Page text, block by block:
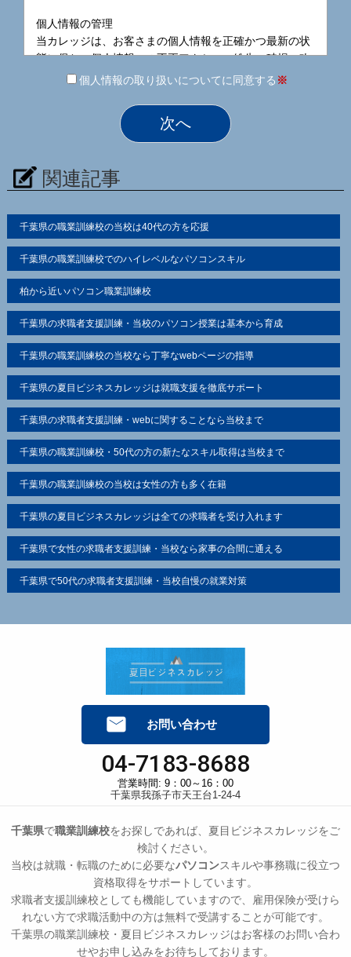
個人情報の管理
当カレッジは、お客さまの個人情報を正確かつ最新の状
態に保ち、個人情報への不正アクセス・紛失・破損・改
ざん・漏洩などを防止するため、セキュリティシステム
置を講じ、安全対策を実施し個人情報の厳重な管理を行
お客さまからお預かりした個人情報は、当カレッジから
電子メールや資料のご送付に利用いたします。
個人情報の第三者への開示・提供の禁止
当カレッジは、お客さまよりお預かりした個人情報を適
切に管理し、次のいずれかに該当する場合を除き、個人
情報を第三者に開示いたしません。
＜お客さまの同意がある場合＞
お客さまが希望されるサービスを行なうために当カレッ
ジが業務を委託する業者に対して開示する場合
＜法令に基づき開示することが必要である場合＞
個人情報の安全対策
当カレッジは、個人情報の正確性及び安全性確保のため
に、セキュリティに万全の対策を講じています。
ご本人の照会
お客さまがご本人の個人情報の照会・修正・削除などを
ご希望される場合には、ご本人であることを確認の上、
対応させていただきます。
法令、規範の遵守と見直し
本の法令、その他規範を遵守するとともに、本ポリシー
の内容を適宜見直し、その改善に努めます。
当カレッジの個人情報の取扱に関するお問い合せは下記
までご連絡ください。
運営：夏目ビジネスカレッジ
電話番号：04-7183-8688
個人情報の取り扱いについてに同意する ※
関連記事
千葉県の職業訓練校の当校は40代の方を応援
千葉県の職業訓練校でのハイレベルなパソコンスキル
柏から近いパソコン職業訓練校
千葉県の求職者支援訓練・当校のパソコン授業は基本から育成
千葉県の職業訓練校の当校なら丁寧なwebページの指導
千葉県の夏目ビジネスカレッジは就職支援を徹底サポート
千葉県の求職者支援訓練・webに関することなら当校まで
千葉県の職業訓練校・50代の方の新たなスキル取得は当校まで
千葉県の職業訓練校の当校は女性の方も多く在籍
千葉県の夏目ビジネスカレッジは全ての求職者を受け入れます
千葉県で女性の求職者支援訓練・当校なら家事の合間に通える
千葉県で50代の求職者支援訓練・当校自慢の就業対策
お問い合わせ
04-7183-8688
営業時間: 9：00～16：00
千葉県我孫子市天王台1-24-4
千葉県で職業訓練校をお探しであれば、夏目ビジネスカレッジをご
検討ください。
当校は就職・転職のために必要なパソコンスキルや事務職に役立つ
資格取得をサポートしています。
求職者支援訓練校としても機能していますので、雇用保険が受けら
れない方で求職活動中の方は無料で受講することが可能です。
千葉県の職業訓練校・夏目ビジネスカレッジはお客様のお問い合わ
せやお申し込みをお待ちしております。